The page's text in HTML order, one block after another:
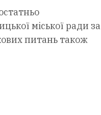
міської ради за
питань також